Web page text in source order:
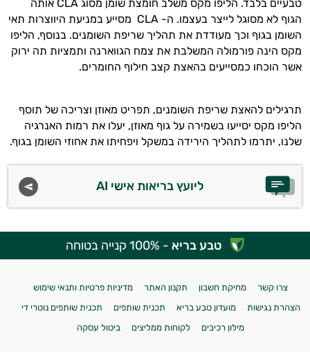
טבעיים בלבד. הליפו מקס משלב חומצת שומן מסוג CLA אותה
הגוף לא מסוגל לייצר בעצמו. ה- CLA מסייע במניעת היווצרות תאי
השומן בגוף וכך מעודדת את תהליך שריפת השומנים. בנוסף, הליפו
מקס הינה פורמולה המשלבת את צמח הגווארנה ותמציות תה ירוק
אשר הוכחו כמסייעים בהאצת קצב חילוף החומרים.
תרגילים להאצת שריפת השומנים, תפריט מאוזן וצריכה של תוסף
הליפו מקס יסייעו בשמירה על גוף מאוזן, יעלו את רמות האנרגיה
שלנו, יתרמו לתהליך הירידה במשקל ויפחיתו את אחוזי השומן בגוף.
ליועץ בריאות אישי AI
טבע בריא - 100% קנייה בטוחה
צרו קשר מחיקת חשבון תקנון האתר
מדיניות פרטיות ותנאי שימוש
הצהרת נגישות
מועדון טבע בריא תכנית שותפים
תכנית שותפים נוטרי די
מילון רכיבים
לקוחות ממליצים ביטול עסקה